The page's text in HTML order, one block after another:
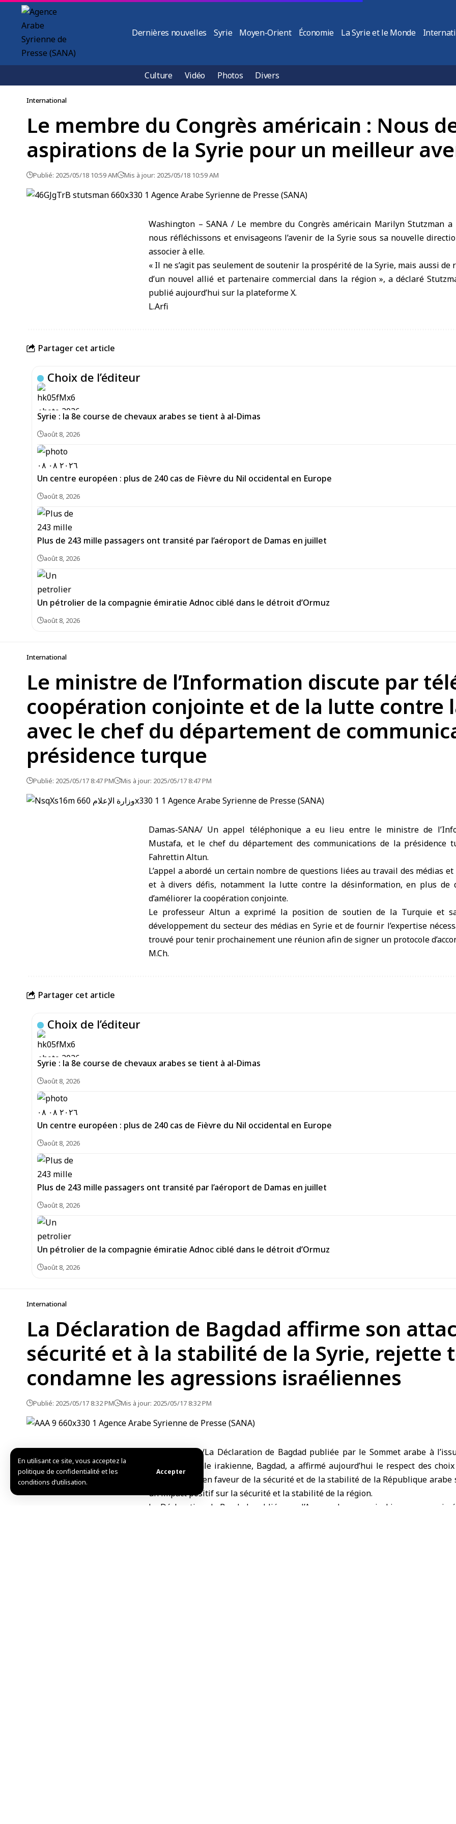
En utilisant ce site, vous acceptez la
politique de confidentialité et les
conditions d’utilisation.
Accepter
Dernières nouvelles Syrie Moyen-Orient Économie La Syrie et le Monde
Culture Vidéo Photos Divers
International
Le membre du Congrès américain : Nous
aspirations de la Syrie pour un meilleur
Publié: 2025/05/18 10:59 AM Mis à jour: 2025/05/18 10:59 AM
Washington – SANA / Le membre du Congrès américain Marilyn Stutzman a
nous réfléchissons et envisageons l’avenir de la Syrie sous sa nouvelle
associer à elle.
« Il ne s’agit pas seulement de soutenir la prospérité de la Syrie, mais aussi de
d’un nouvel allié et partenaire commercial dans la région », a déclaré
publié aujourd’hui sur la plateforme X.
L.Arfi
Partager cet article
Choix de l’éditeur
Syrie : la 8e course de chevaux arabes se tient à al-Dimas
août 8, 2026
Un centre européen : plus de 240 cas de Fièvre du Nil occidental en Europe
août 8, 2026
Plus de 243 mille passagers ont transité par l’aéroport de Damas en juillet
août 8, 2026
Un pétrolier de la compagnie émiratie Adnoc ciblé dans le détroit d’Ormuz
août 8, 2026
International
Le ministre de l’Information discute par
coopération conjointe et de la lutte contre
avec le chef du département de
présidence turque
Publié: 2025/05/17 8:47 PM Mis à jour: 2025/05/17 8:47 PM
Damas-SANA/ Un appel téléphonique a eu lieu entre le ministre de
Mustafa, et le chef du département des communications de la présidence
Fahrettin Altun.
L’appel a abordé un certain nombre de questions liées au travail des médias
et à divers défis, notamment la lutte contre la désinformation, en plus de
d’améliorer la coopération conjointe.
Le professeur Altun a exprimé la position de soutien de la Turquie et
développement du secteur des médias en Syrie et de fournir l’expertise
trouvé pour tenir prochainement une réunion afin de signer un protocole
M.Ch.
Partager cet article
Choix de l’éditeur
Syrie : la 8e course de chevaux arabes se tient à al-Dimas
août 8, 2026
Un centre européen : plus de 240 cas de Fièvre du Nil occidental en Europe
août 8, 2026
Plus de 243 mille passagers ont transité par l’aéroport de Damas en juillet
août 8, 2026
Un pétrolier de la compagnie émiratie Adnoc ciblé dans le détroit d’Ormuz
août 8, 2026
International
La Déclaration de Bagdad affirme son
sécurité et à la stabilité de la Syrie, rejette
condamne les agressions israéliennes
Publié: 2025/05/17 8:32 PM Mis à jour: 2025/05/17 8:32 PM
Bagdad-SANA/La Déclaration de Bagdad publiée par le Sommet arabe à
dans la capitale irakienne, Bagdad, a affirmé aujourd’hui le respect des
l’engagement en faveur de la sécurité et de la stabilité de la République
un impact positif sur la sécurité et la stabilité de la région.
La Déclaration de Bagdad, publiée par l’Agence de presse irakienne, a